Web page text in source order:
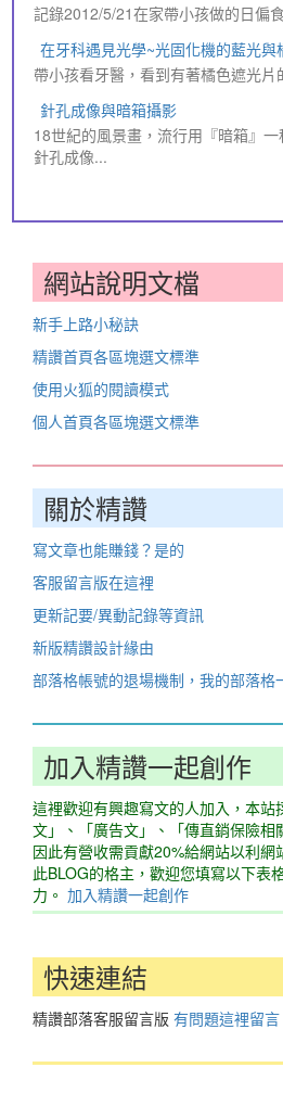
記錄2012/5/21在家帶小孩做的日偏
在牙科遇見光學~光固化機的藍光與
帶小孩看牙醫，看到有著橘色遮光片
針孔成像與暗箱攝影
18世紀的風景畫，流行用『暗箱』
針孔成像...
網站說明文檔
新手上路小秘訣
精讚首頁各區塊選文標準
使用火狐的閱讀模式
個人首頁各區塊選文標準
關於精讚
寫文章也能賺錢？是的
客服留言版在這裡
更新記要/異動記錄等資訊
新版精讚設計緣由
部落格帳號的退場機制，我的部落格
加入精讚一起創作
這裡歡迎有興趣寫文的人加入，本站
文」、「廣告文」、「傳直銷保險相
因此有營收需貢獻20%給網站以利網
此BLOG的格主，歡迎您填寫以下表
力。 加入精讚一起創作
快速連結
精讚部落客服留言版 有問題這裡留言